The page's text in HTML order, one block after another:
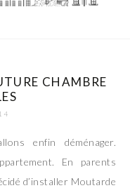
CHAMBRE
enfin déménager.
En parents
d’installer Moutarde